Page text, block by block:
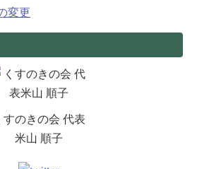
変更
すのきの会 代表
米山 順子